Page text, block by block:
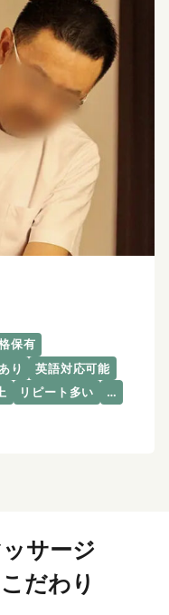
保有
り
英語対応可能
リピート多い …
サージ
だわり